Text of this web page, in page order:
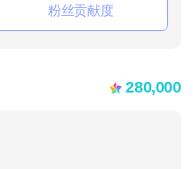
粉丝贡献度
280,000